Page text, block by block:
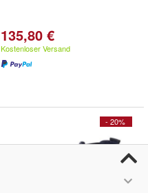
135,80 €
Kostenloser Versand
- 20%